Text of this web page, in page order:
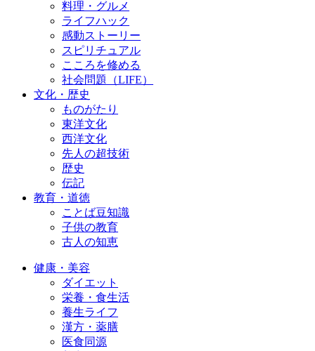
料理・グルメ
ライフハック
感動ストーリー
スピリチュアル
こころを修める
社会問題（LIFE）
文化・歴史
ものがたり
東洋文化
西洋文化
先人の超技術
歴史
伝記
教育・道徳
ことば豆知識
子供の教育
古人の知恵
健康・美容
ダイエット
栄養・食生活
養生ライフ
漢方・薬膳
医食同源